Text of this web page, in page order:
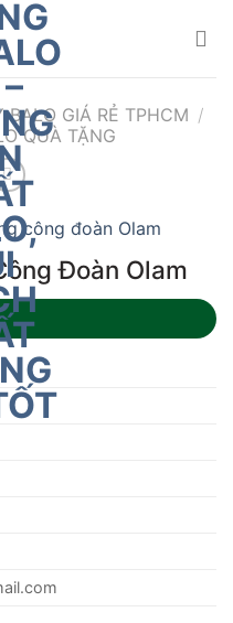
BALO GIÁ RẺ TPHCM /
QUÀ TẶNG
Đoàn Olam